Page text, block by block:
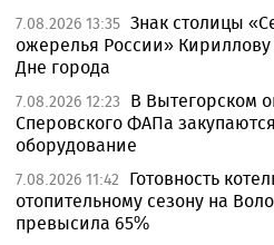
7.08.2026 13:35 Знак столицы
ожерелья России» Кириллову
Дне города
7.08.2026 12:23
В Вытегорском
Сперовского ФАПа
оборудование
7.08.2026 11:42
Готовность
отопительному сезону на
превысила 65%